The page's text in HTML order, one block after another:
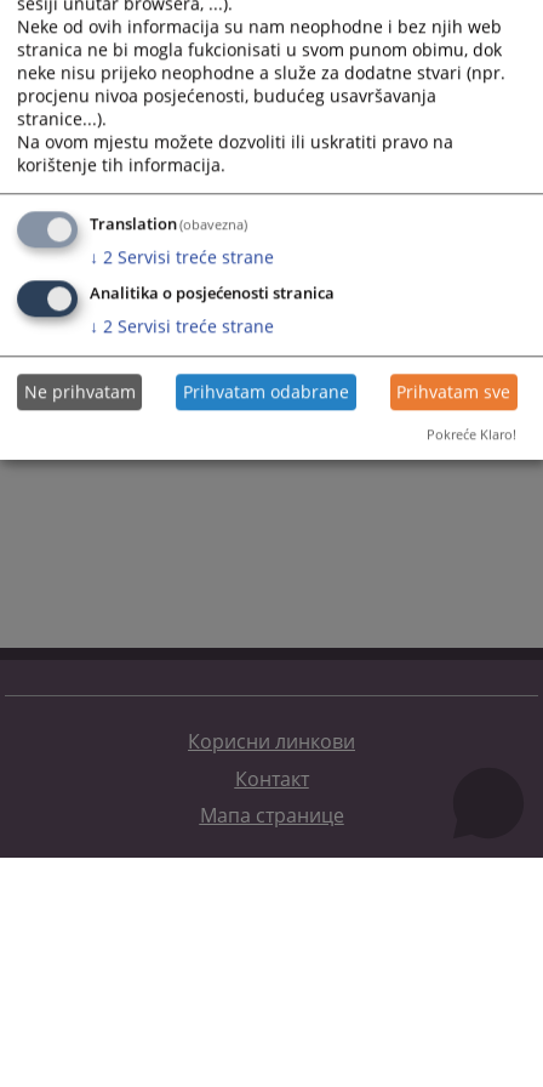
Вијест доступна још на: Bosanski jezik
75ПРЕГЛЕДА
Корисни линкови
Контакт
Мапа странице
Neke od ovih informacija su nam neophodne i bez njih web
stranica ne bi mogla fukcionisati u svom punom obimu, dok
neke nisu prijeko neophodne a služe za dodatne stvari (npr.
procjenu nivoa posjećenosti, budućeg usavršavanja
stranice...).
Na ovom mjestu možete dozvoliti ili uskratiti pravo na
korištenje tih informacija.
Translation(obavezna)
↓ 2 Servisi treće strane
Analitika o posjećenosti stranica
↓ 2 Servisi treće strane
Ne prihvatam Prihvatam odabrane Prihvatam sve
Pokreće Klaro!